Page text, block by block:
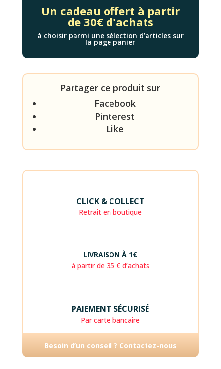
Un cadeau offert à partir
de 30€ d'achats
à choisir parmi une sélection d’articles sur
la page panier
Partager ce produit sur
Facebook
Pinterest
Like
CLICK & COLLECT
Retrait en boutique
LIVRAISON À 1€
à partir de 35 € d’achats
PAIEMENT SÉCURISÉ
Par carte bancaire
Besoin d’un conseil ? Contactez-nous